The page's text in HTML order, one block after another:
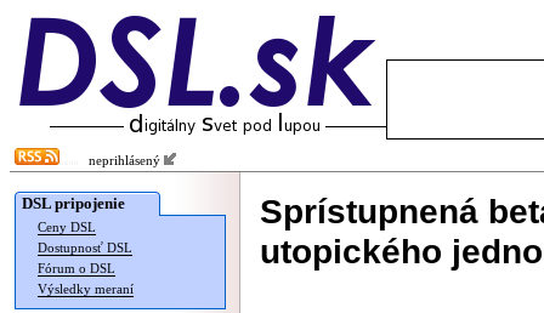
neprihlásený
DSL pripojenie
Ceny DSL
Dostupnosť DSL
Fórum o DSL
Výsledky meraní
Sprístupnená
utopického